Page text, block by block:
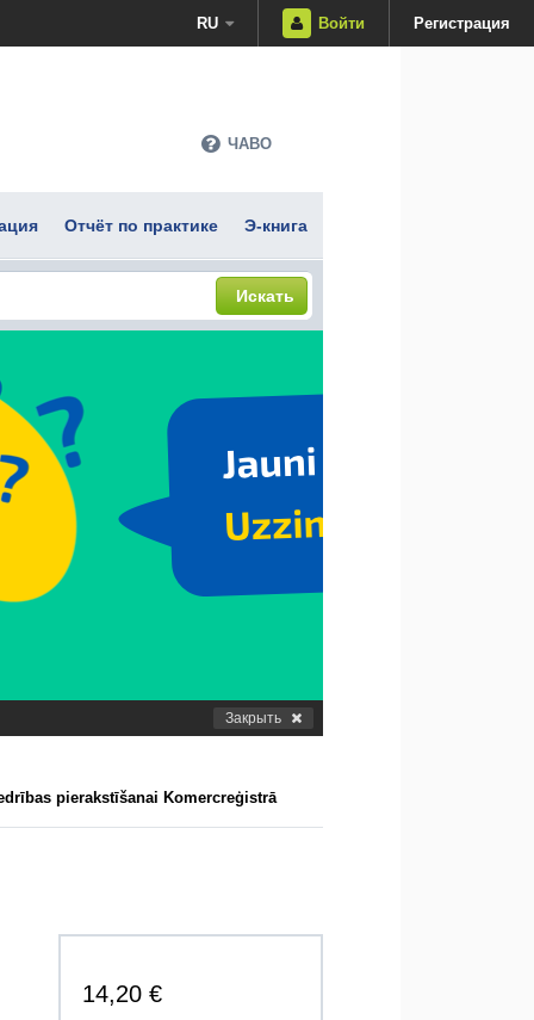
RU Войти Регистрация
ЧАВО
Отчёт по практике Э-книга
Искать
Закрыть
pierakstīšanai Komercreģistrā
14,20 €